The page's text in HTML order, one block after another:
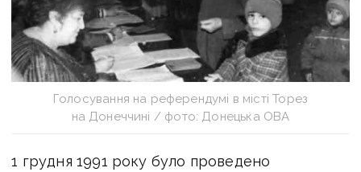
Голосування на референдумі в місті Торез
на Донеччині / фото: Донецька ОВА
1 грудня 1991 року було проведено